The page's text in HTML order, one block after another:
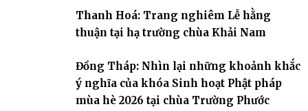
đời sống thiện lành.Thanh Hoá: Trang nghiêm Lễ hằng
thuận tại hạ trường chùa Khải Nam
Đồng Tháp: Nhìn lại những khoảnh khắc
ý nghĩa của khóa Sinh hoạt Phật pháp
mùa hè 2026 tại chùa Trường Phước